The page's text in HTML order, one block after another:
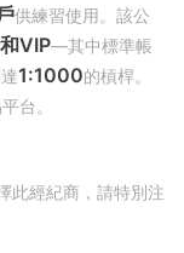
供練習使用。該公
VIP—其中標準帳
1:1000的槓桿。
台。
此經紀商，請特別注